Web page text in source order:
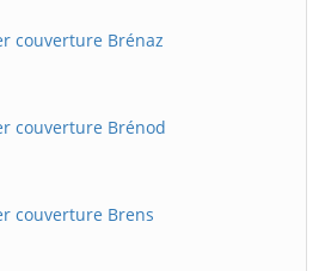
couverture Brénaz
couverture Brénod
couverture Brens